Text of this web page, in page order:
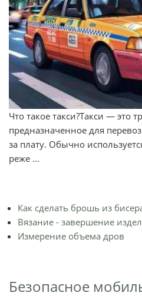
Что такое такси?Такси — это
предназначенное для
за плату. Обычно
реже ...
Как сделать брошь из
Вязание - завершение
Измерение объема дров
Безопасное